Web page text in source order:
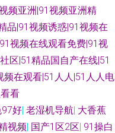
蕉 91va人妻 精品久久伊人超碰
品电影 伊香蕉大综 日韩www
下载观看 深夜无码福利视频 久
片欧美色图 美女性福利社 91
频亚洲|91视频亚洲精
品|91视频诱惑|91视频在
视频在线观看免费|91视
区|51精品国自产在线|51
在观看|51人人|51人人电
看
好| 老湿机导航| 大香蕉
视频| 国产1区2区| 91操白